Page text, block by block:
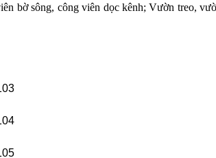
bờ sông, công viên dọc kênh; Vườn treo,